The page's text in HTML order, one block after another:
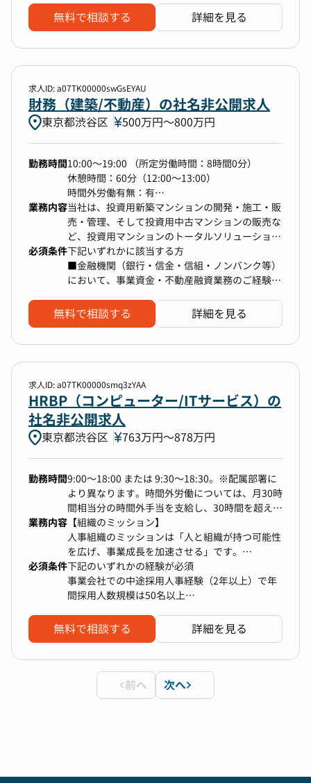
くりなど幅広い業務を担っています。
・大手人材企業出身
・ベンチャーでの人事立ち上げ経験者
今後の事業拡大に向けて、採用領域をより強化す
るため、
入社後6ヶ月を目安に「HR部 採用グループ」とし
て専任チームを立ち上げる計画があります。本ポ
ジションは、その中核メンバーとして、組織づく
りにも携わっていただく想定です。
─────────────────────
・試用期間中は原則出社。業務に慣れ次第、状況
└エージェント/ダイレクトリクルーティング/リ
ファラルなどの多様なチャネル運用
大型企画の立案・運営
└志望度高位層へのパーソナライズドアプローチ
・選考設計・面談対応
└母集団ごとの選考フローの最適化
└自ら候補者との面談・面接を実施し、企業理
└面接官トレーニングや選考ナレッジの体系化
・内定者フォロー
└入社後の活躍を見据えた内定者ジャーニー設計
（懇親・面談）
└入社前オンボーディング（フォロー）設計
・チームマネジメント・プロジェクト推進
└年次関係なくプロジェクトリーダーとして大型
企画をリード
└チームメンバーのマネジメントや育成、仕組み
づくり
└エンジニア・デザイナー・マーケターなどの社
内専門職との連携
・経営を組織をつくれるポジションです
└「会社の未来をつくる、経営戦略の実行者」と
いう立場で、経営・事業戦略と同期した数百～数
千名規模の採用計画を営業のようにKPIを持って
推進するポジションです
・他社の人事と一線を画す業務の幅とスケールが
あります
└採用戦略のオーナーシップをもてます。
└企画から施策決定・効果検証までインハウスで
完結するためスピードと自由度が高いです
└大型採用イベントの企画運営（サマーインター
ンなど）を主担当として行うことが可能です。ま
た、広報・マーケ・エンジニアと横断連携しなが
ら、採用を武器にするプロジェクトのリードが可
能です
└年次問わず経営とディスカッションでき、戦略
設計の経験がつめます
└「人」×「戦略」×「数字」の複合スキルが経
営人材への土台になります
※ご経験に応じ、徐々にお任せしていきます
・仕訳・伝票の確認
・財務資料の作成サポート
・グループ会社の経理体制整備・業務フロー改善
・予実管理サポート
・スタッフの育成・教育
※会計システム：勘定奉行
※まずは補助業務から入り、段階的に幅を広げて
いただきます
【ポジションの特徴】
上場企業の経理体制づくりに携われる環境
業務効率化・仕組みづくりに積極的に関われます
ゆくゆくはグループ全体の経理管理も目指せます
【補足】
決算：年4回（四半期・本決算）
残業削減のため、業務フロー改善を推進中
→改善・仕組みづくりに興味のある方歓迎！
無料で相談する 詳細を見る
求人ID: a07TK00000swGsEYAU
財務（建築/不動産）の社名非公開求人
東京都渋谷区 500万円〜800万円
勤務時間10:00～19:00 （所定労働時間：8時間0分）
休憩時間：60分（12:00～13:00）
時間外労働有無：有
＜その他就業時間補足＞
■想定残業：約40時間/月
業務内容当社は、投資用新築マンションの開発・施工・販
売・管理、そして投資用中古マンションの販売な
ど、投資用マンションのトータルソリューション
を扱っております。直近ファミリー向け新築マン
ションにも力をいれております。
開発プロジェクトごとに機動的に資金調達を行
します。
■不動産開発のための資金調達（1億円～30億円
規模など）
■新規金融機関開拓業務
■金融機関との折衝
■金融機関への提出資料作成
■資金・借入管理
必須条件下記いずれかに該当する方
■金融機関（銀行・信金・信組・ノンバンク等）
において、事業資金・不動産融資業務のご経験
めた財務関連職のご経験
無料で相談する 詳細を見る
求人ID: a07TK00000smq3zYAA
HRBP（コンピューター/ITサービス）の
社名非公開求人
東京都渋谷区 763万円〜878万円
勤務時間9:00〜18:00 または 9:30〜18:30。※配属部署に
より異なります。時間外労働については、月30時
間相当分の時間外手当を支給し、30時間を超える
時間外労働分については追加で割増賃金を支給し
ます。
業務内容 【組織のミッション】
人事組織のミッションは「人と組織が持つ可能性
を広げ、事業成長を加速させる」です。
【具体的な業務】
HRBP（HRビジネスパートナー）統括部では、事
生産性管理、異動配置、評価などの人事業務全般
を担っています。
リア採用領域の中でビジネス職の採用企画からリ
クルーティング業務まで、一貫して担当します。
必須条件下記のいずれかの経験が必須
事業会社での中途採用人事経験（2年以上）で年
間採用人数規模は50名以上
経験（2年以上）
ヘッドハンティングファームでダイレクトスカウ
加えて、以下のスキルや経験が求められる
無料で相談する 詳細を見る
前へ 次へ